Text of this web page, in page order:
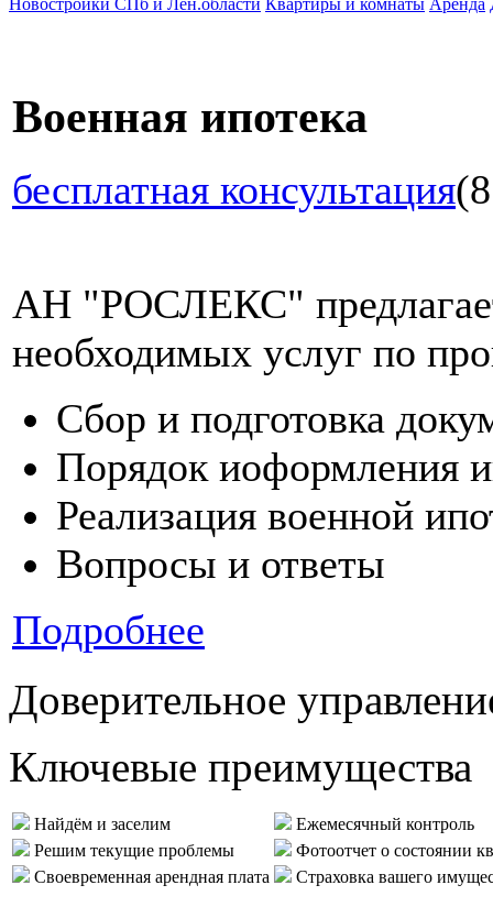
Военная ипотека
бесплатная консультация
АН "РОСЛЕКС"
необходимых услуг по
Сбор и подготовка
Порядок иоформления
Реализация военной
Вопросы и ответы
Подробнее
Доверительное
Ключевые преимущества
Найдём и заселим
Ежемесячный контроль
Решим текущие проблемы
Фотоотчет о состоянии
Своевременная арендная плата
Страховка вашего